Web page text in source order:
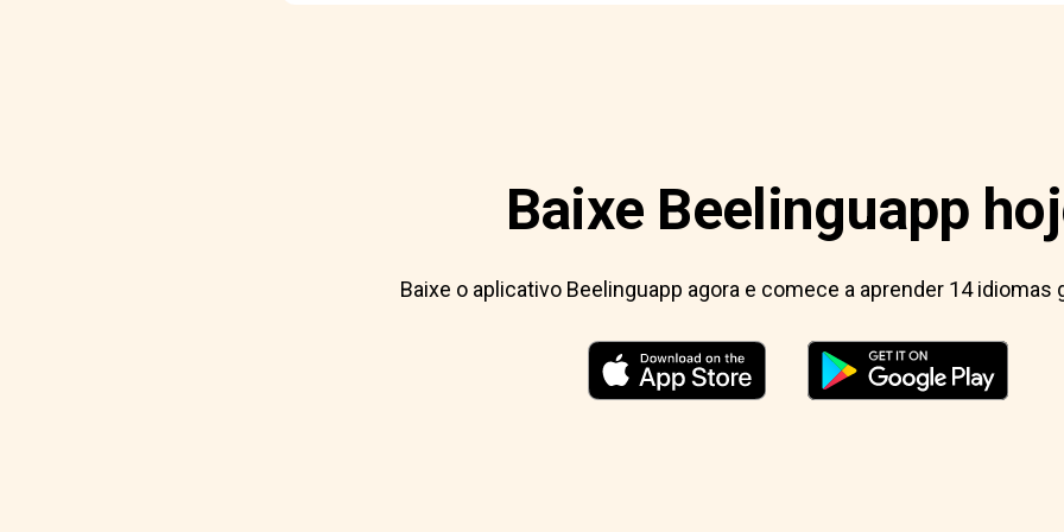
Baixe Beelinguapp
Baixe o aplicativo Beelinguapp agora e comece a aprender 14 idiomas